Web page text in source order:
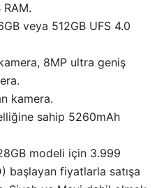
RAM.
veya 512GB UFS 4.0
8MP ultra geniş
kamera.
sahip 5260mAh
modeli için 3.999
başlayan fiyatlarla satışa